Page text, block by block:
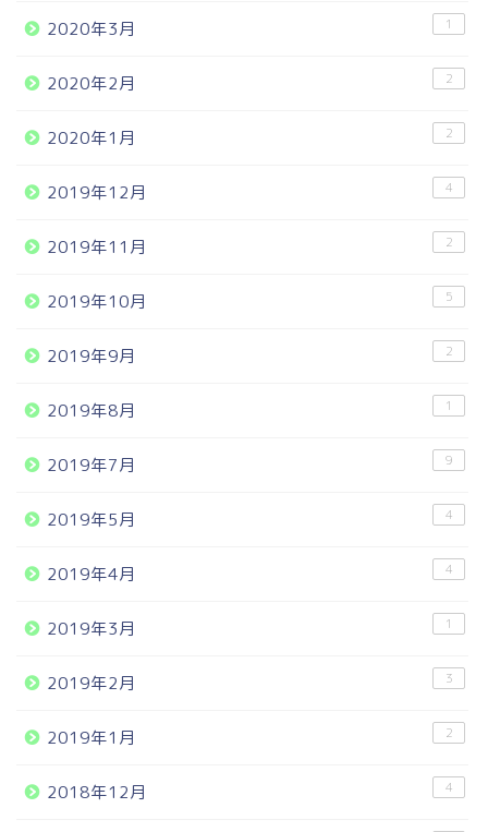
2020年3月 1
2020年2月 2
2020年1月 2
2019年12月 4
2019年11月 2
2019年10月 5
2019年9月 2
2019年8月 1
2019年7月 9
2019年5月 4
2019年4月 4
2019年3月 1
2019年2月 3
2019年1月 2
2018年12月 4